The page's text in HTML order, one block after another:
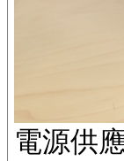
電源供